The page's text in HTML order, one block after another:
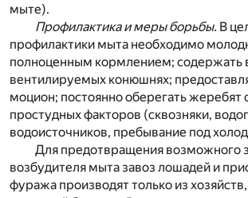
мыте).
Профилактика и меры борьбы. В
профилактики мыта необходимо
полноценным кормлением; содержать
вентилируемых конюшнях;
моцион; постоянно оберегать жеребят
простудных факторов (сквозняки,
водоисточников, пребывание под
Для предотвращения возможного
возбудителя мыта завоз лошадей и
фуража производят только из